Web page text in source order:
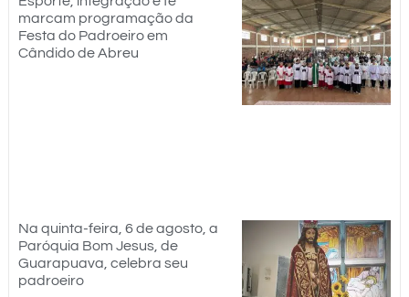
marcam programação da
Festa do Padroeiro em
Cândido de Abreu
Na quinta-feira, 6 de agosto, a
Paróquia Bom Jesus, de
Guarapuava, celebra seu
padroeiro